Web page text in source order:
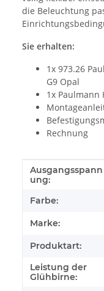
die Beleuchtung
Sie erhalten:
1x 973.26
G9 Opal
1x Paulmann
Rechnung
Wert
Ausgangsspann
ung:
Farbe:
Marke:
Produktart:
Leistung der
Glühbirne: